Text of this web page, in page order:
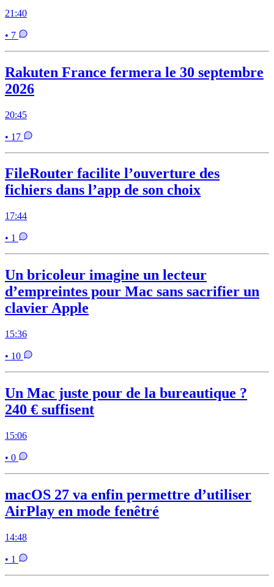
21:40
• 7
Rakuten France fermera le 30 septembre
2026
20:45
• 17
FileRouter facilite l’ouverture des
fichiers dans l’app de son choix
17:44
• 1
Un bricoleur imagine un lecteur
d’empreintes pour Mac sans sacrifier un
clavier Apple
15:36
• 10
Un Mac juste pour de la bureautique ?
240 € suffisent
15:06
• 0
macOS 27 va enfin permettre d’utiliser
AirPlay en mode fenêtré
14:48
• 1